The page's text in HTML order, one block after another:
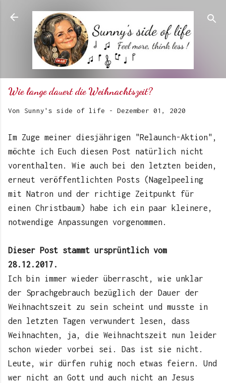
Direkt zum Hauptbereich
Wie lange dauert die Weihnachtszeit?
Von Sunny's side of life - Dezember 01, 2020
Im Zuge meiner diesjährigen "Relaunch-Aktion",
möchte ich Euch diesen Post natürlich nicht
vorenthalten. Wie auch bei den letzten beiden,
erneut veröffentlichten Posts (Nagelpeeling
mit Natron und der richtige Zeitpunkt für
einen Christbaum) habe ich ein paar kleinere,
notwendige Anpassungen vorgenommen.
Dieser Post stammt ursprüntlich vom
28.12.2017.
Ich bin immer wieder überrascht, wie unklar
der Sprachgebrauch bezüglich der Dauer der
Weihnachtszeit zu sein scheint und musste in
den letzten Tagen verwundert lesen, dass
Weihnachten, ja, die Weihnachtszeit nun leider
schon wieder vorbei sei. Das ist sie nicht.
Leute, wir dürfen ruhig noch etwas feiern. Und
wer nicht an Gott und auch nicht an Jesus